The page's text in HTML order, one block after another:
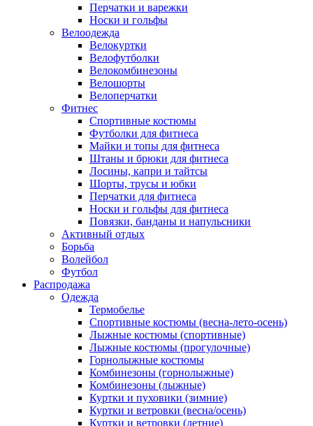
Перчатки и варежки
Носки и гольфы
Велоодежда
Велокуртки
Велофутболки
Велокомбинезоны
Велошорты
Велоперчатки
Фитнес
Спортивные костюмы
Футболки для фитнеса
Майки и топы для фитнеса
Штаны и брюки для фитнеса
Лосины, капри и тайтсы
Шорты, трусы и юбки
Перчатки для фитнеса
Носки и гольфы для фитнеса
Повязки, банданы и напульсники
Активный отдых
Борьба
Волейбол
Футбол
Распродажа
Одежда
Термобелье
Спортивные костюмы (весна-лето-осень)
Лыжные костюмы (спортивные)
Лыжные костюмы (прогулочные)
Горнолыжные костюмы
Комбинезоны (горнолыжные)
Комбинезоны (лыжные)
Куртки и пуховики (зимние)
Куртки и ветровки (весна/осень)
Куртки и ветровки (летние)